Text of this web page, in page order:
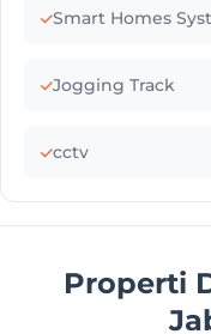
Smart Homes
Jogging Track
cctv
Properti